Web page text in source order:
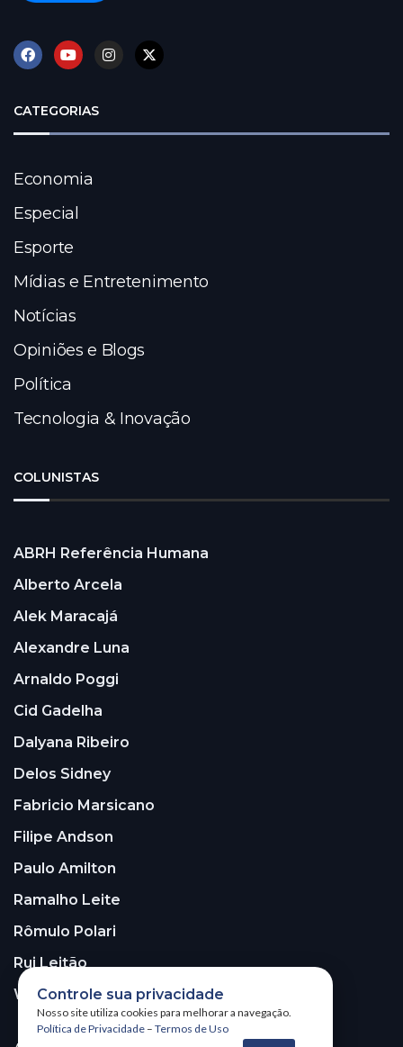
CATEGORIAS
Economia
Especial
Esporte
Mídias e Entretenimento
Notícias
Opiniões e Blogs
Política
Tecnologia & Inovação
COLUNISTAS
ABRH Referência Humana
Alberto Arcela
Alek Maracajá
Alexandre Luna
Arnaldo Poggi
Cid Gadelha
Dalyana Ribeiro
Delos Sidney
Fabricio Marsicano
Filipe Andson
Paulo Amilton
Ramalho Leite
Rômulo Polari
Rui Leitão
Walter Santos
Controle sua privacidade
Nosso site utiliza cookies para melhorar a navegação.
Política de Privacidade – Termos de Uso